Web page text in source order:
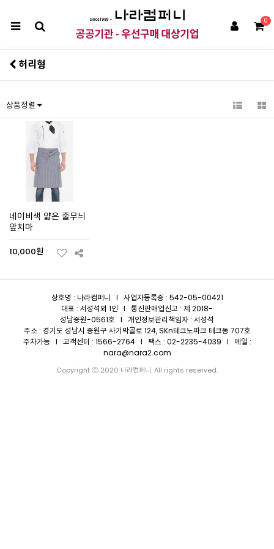
0
허리형
상품정렬
네이비색 얇은 줄무늬
앞치마
10,000원
상호명 : 나라컴퍼니 I 사업자등록증 : 542-05-00421
대표 : 서성석외 1인 I 통신판매업신고 : 제 2018-
성남중원-0561호 I 개인정보관리책임자 : 서성석
주소 : 경기도 성남시 중원구 사기막골로 124, SKn테크노파크 테크동 707호
주차가능 I 고객센터 : 1566-2764 I 팩스 : 02-2235-4039 I 메일 :
nara@nara2.com
Copyright ⓒ 2020 나라컴퍼니. All rights reserved.